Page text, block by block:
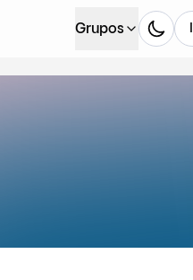
Grupos